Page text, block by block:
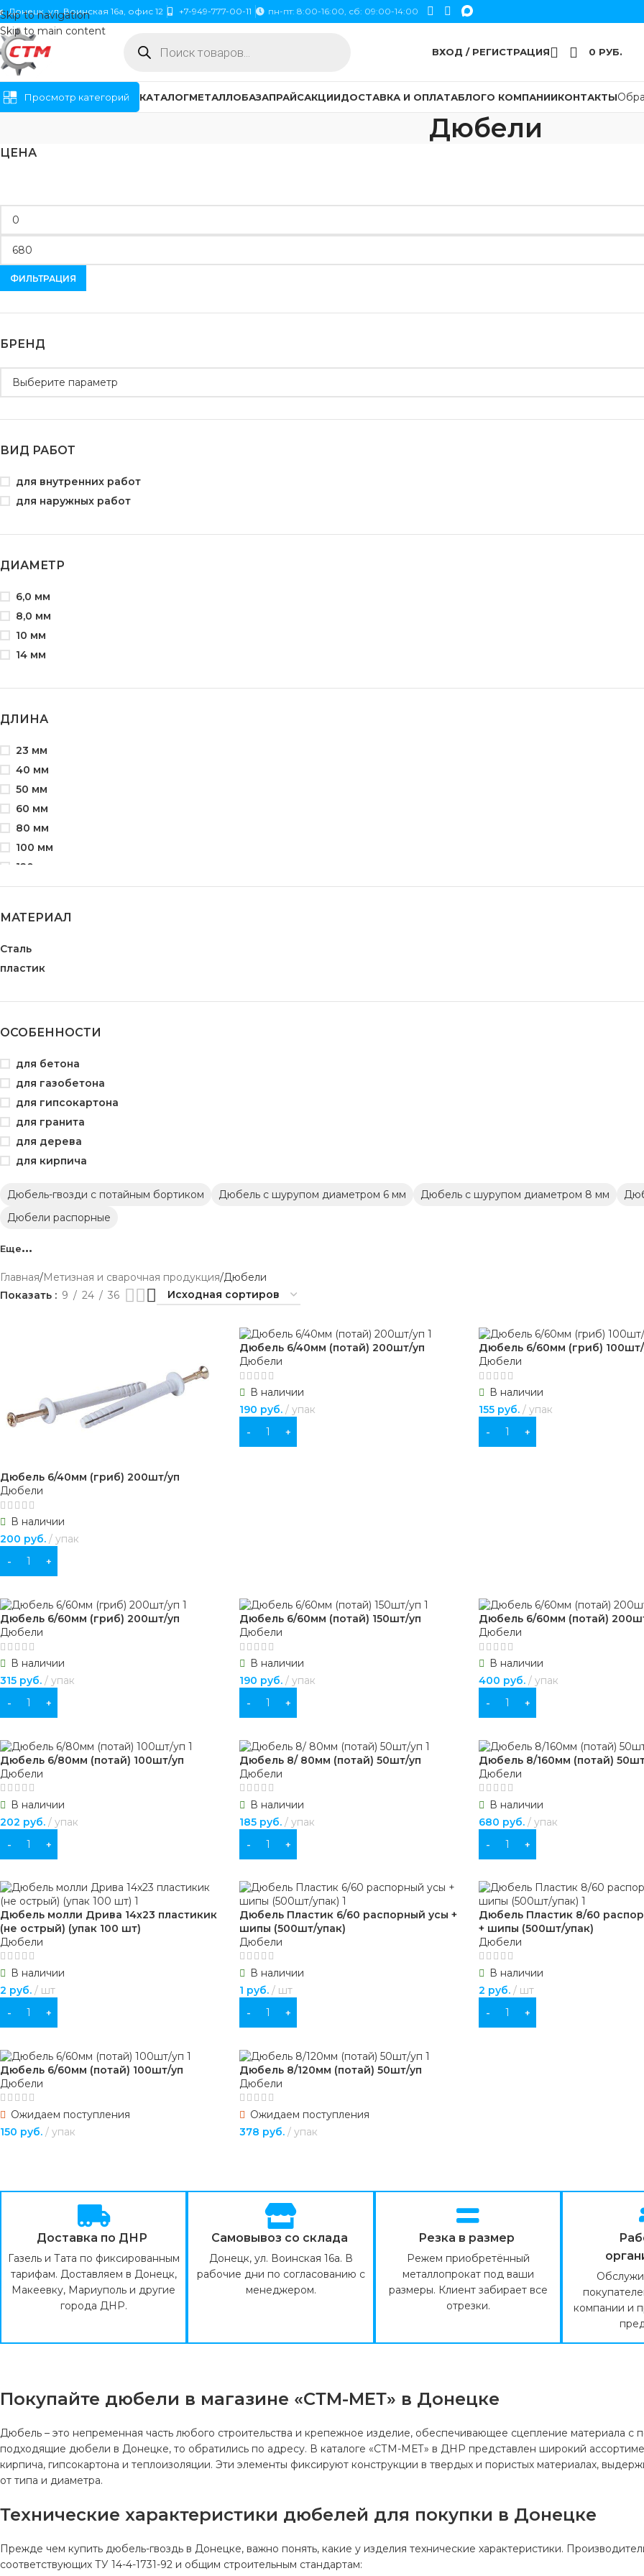
Skip to navigation
Skip to main content
Донецк, ул. Воинская 16а, офис 12 +7-949-777-00-11 пн-пт: 8:00-16:00, сб: 09:00-14:00
ВХОД / РЕГИСТРАЦИЯ 0 РУБ.
Просмотр категорий КАТАЛОГМЕТАЛЛОБАЗАПРАЙСАКЦИИДОСТАВКА И ОПЛАТАБЛОГО КОМПАНИИКОНТАКТЫ
Дюбели
ЦЕНА
ФИЛЬТРАЦИЯ
БРЕНД
ВИД РАБОТ
для внутренних работ
для наружных работ
ДИАМЕТР
6,0 мм
8,0 мм
10 мм
14 мм
ДЛИНА
23 мм
40 мм
50 мм
60 мм
80 мм
100 мм
120 мм
160 мм
МАТЕРИАЛ
Сталь
пластик
ОСОБЕННОСТИ
для бетона
для газобетона
для гипсокартона
для гранита
для дерева
для кирпича
Дюбель-гвозди с потайным бортиком Дюбель с шурупом диаметром 6 мм Дюбель с шурупом диаметром 8 мм
Дюбели распорные
Еще
Главная Метизная и сварочная продукция Дюбели
Показать
9 24 36
Дюбель 6/40мм (гриб) 200шт/уп
Дюбели
В наличии
200 руб. упак
В КОРЗИНУ
Дюбель 6/40мм (потай) 200шт/уп
Дюбели
В наличии
190 руб. упак
В КОРЗИНУ
Дюбель 6/60мм (гриб)
Дюбели
В наличии
155 руб. упак
В КОРЗИНУ
Дюбель 6/60мм (гриб) 200шт/уп
Дюбели
В наличии
315 руб. упак
В КОРЗИНУ
Дюбель 6/60мм (потай) 150шт/уп
Дюбели
В наличии
190 руб. упак
В КОРЗИНУ
Дюбель 6/60мм (потай)
Дюбели
В наличии
400 руб. упак
В КОРЗИНУ
Дюбель 6/80мм (потай) 100шт/уп
Дюбели
В наличии
202 руб. упак
В КОРЗИНУ
Дюбель 8/ 80мм (потай) 50шт/уп
Дюбели
В наличии
185 руб. упак
В КОРЗИНУ
Дюбель 8/160мм (потай)
Дюбели
В наличии
680 руб. упак
В КОРЗИНУ
Дюбель молли Дрива 14х23 пластикик
(не острый) (упак 100 шт)
Дюбели
В наличии
2 руб. шт
В КОРЗИНУ
Дюбель Пластик 6/60 распорный усы +
шипы (500шт/упак)
Дюбели
В наличии
1 руб. шт
В КОРЗИНУ
Дюбель Пластик 8/60
+ шипы (500шт/упак)
Дюбели
В наличии
2 руб. шт
В КОРЗИНУ
Дюбель 6/60мм (потай) 100шт/уп
Дюбели
Ожидаем поступления
150 руб. упак
Дюбель 8/120мм (потай) 50шт/уп
Дюбели
Ожидаем поступления
378 руб. упак
Доставка по ДНР
Газель и Тата по фиксированным
тарифам. Доставляем в Донецк,
Макеевку, Мариуполь и другие
города ДНР.
Самовывоз со склада
Донецк, ул. Воинская 16а. В
рабочие дни по согласованию с
менеджером.
Резка в размер
Режем приобретённый
металлопрокат под ваши
размеры. Клиент забирает все
отрезки.
компании и
Покупайте дюбели в магазине «СТМ-МЕТ» в Донецке
Дюбель – это непременная часть любого строительства и крепежное изделие, обеспечивающее сцепление материала с
подходящие дюбели в Донецке, то обратились по адресу. В каталоге «СТМ-МЕТ» в ДНР представлен широкий
кирпича, гипсокартона и теплоизоляции. Эти элементы фиксируют конструкции в твердых и пористых материалах,
от типа и диаметра.
Технические характеристики дюбелей для покупки в Донецке
Прежде чем купить дюбель-гвоздь в Донецке, важно понять, какие у изделия технические характеристики.
соответствующих ТУ 14-4-1731-92 и общим строительным стандартам: